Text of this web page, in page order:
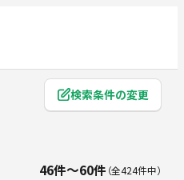
検索条件の変更
46件〜60件 全424件中